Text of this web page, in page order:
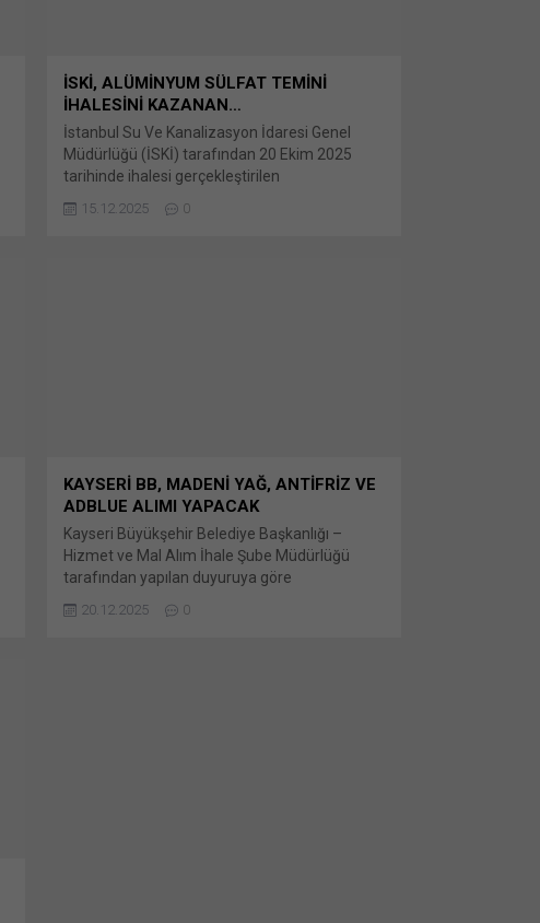
İSKİ, ALÜMİNYUM SÜLFAT TEMİNİ
İHALESİNİ KAZANAN…
İstanbul Su Ve Kanalizasyon İdaresi Genel
Müdürlüğü (İSKİ) tarafından 20 Ekim 2025
tarihinde ihalesi gerçekleştirilen
Alüminyum Sülfat Temini İşinde yeni Bunu
15.12.2025 0
KAYSERİ BB, MADENİ YAĞ, ANTİFRİZ VE
ADBLUE ALIMI YAPACAK
Kayseri Büyükşehir Belediye Başkanlığı –
Hizmet ve Mal Alım İhale Şube Müdürlüğü
tarafından yapılan duyuruya göre
Kalem Muhtelif Yağ,Antifriz Bunu paylaş: X'te
20.12.2025 0